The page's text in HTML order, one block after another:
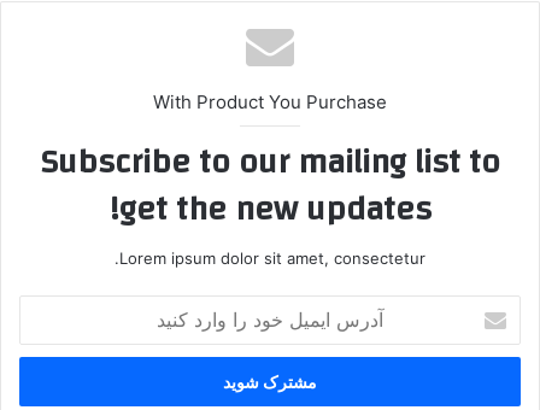
With Product You Purchase
Subscribe to our mailing list to
get the new updates!
Lorem ipsum dolor sit amet, consectetur.
ر